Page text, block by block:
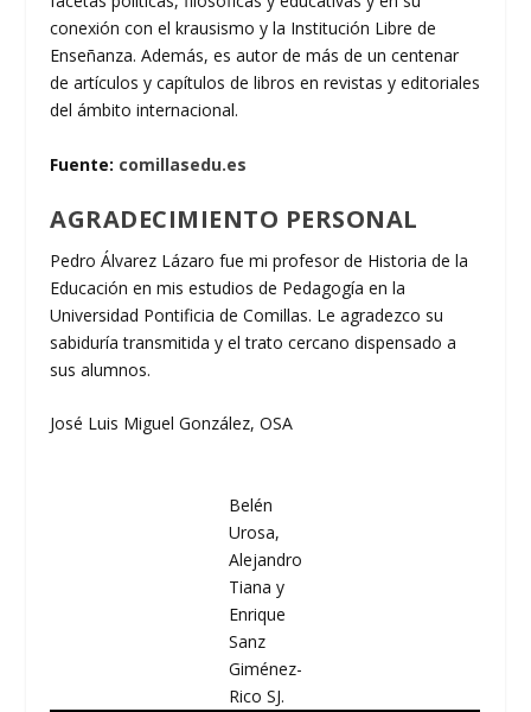
conexión con el krausismo y la Institución Libre de
Enseñanza. Además, es autor de más de un centenar
de artículos y capítulos de libros en revistas y editoriales
del ámbito internacional.
Fuente: comillasedu.es
AGRADECIMIENTO PERSONAL
Pedro Álvarez Lázaro fue mi profesor de Historia de la
Educación en mis estudios de Pedagogía en la
Universidad Pontificia de Comillas. Le agradezco su
sabiduría transmitida y el trato cercano dispensado a
sus alumnos.
José Luis Miguel González, OSA
Belén
Urosa,
Alejandro
Tiana y
Enrique
Sanz
Giménez-
Rico SJ.